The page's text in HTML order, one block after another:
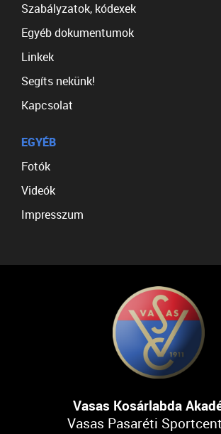
Szabályzatok, kódexek
Egyéb dokumentumok
Linkek
Segíts nekünk!
Kapcsolat
EGYÉB
Fotók
Videók
Impresszum
Vasas Kosárlabda
Vasas Pasaréti